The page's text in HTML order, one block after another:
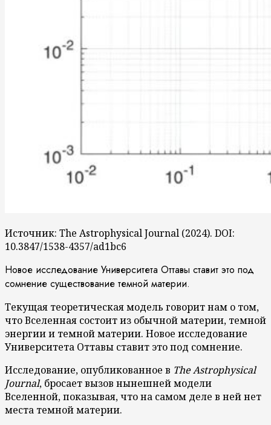
Источник: The Astrophysical Journal (2024). DOI:
10.3847/1538-4357/ad1bc6
Новое исследование Университета Оттавы ставит это под
сомнение существование темной материи.
Текущая теоретическая модель говорит нам о том,
что Вселенная состоит из обычной материи, темной
энергии и темной материи. Новое исследование
Университета Оттавы ставит это под сомнение.
Исследование, опубликованное в The Astrophysical
Journal, бросает вызов нынешней модели
Вселенной, показывая, что на самом деле в ней нет
места темной материи.